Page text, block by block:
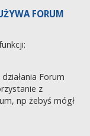
FORUM
Forum
z
np żebyś mógł